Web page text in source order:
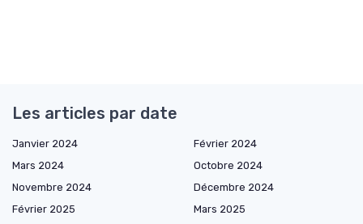
Les articles par date
Janvier 2024
Février 2024
Mars 2024
Octobre 2024
Novembre 2024
Décembre 2024
Février 2025
Mars 2025